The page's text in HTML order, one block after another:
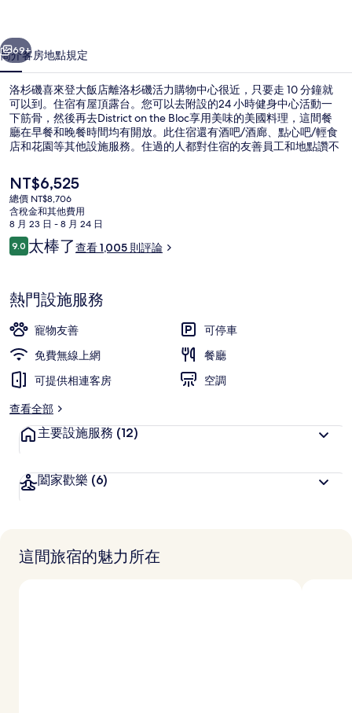
飯
店
的
相
片
集
個 下一個
69+
簡介客房地點規定
洛杉磯喜來登大飯店離洛杉磯活力購物中心很近，只要走 10 分鐘就
可以到。住宿有屋頂露台。您可以去附設的24 小時健身中心活動一
下筋骨，然後再去District on the Bloc享用美味的美國料理，這間餐
廳在早餐和晚餐時間均有開放。此住宿還有酒吧/酒廊、點心吧/輕食
店和花園等其他設施服務。住過的人都對住宿的友善員工和地點讚不
中心站站，潘興廣場站則是走 11 分鐘可以到。
目
前
的
價
格
是
NT$6,525
總價 NT$8,706
含稅金和其他費用
8 月 23 日 - 8 月 24 日
評
論
9.09.0 分，滿分 10 分，
太棒了查看 1,005 則評論
熱門設施服務
寵物友善
可停車
免費無線上網
餐廳
可提供相連客房
空調
查看全部
主要設施服務 (12)
闔家歡樂 (6)
這間旅宿的魅力所在